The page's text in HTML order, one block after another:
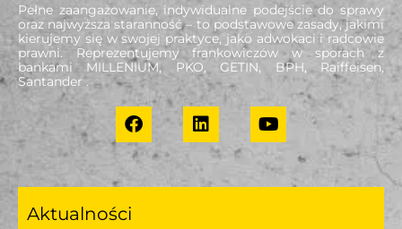
Pełne zaangażowanie, indywidualne podejście do sprawy
oraz najwyższa staranność – to podstawowe zasady, jakimi
kierujemy się w swojej praktyce, jako adwokaci i radcowie
prawni. Reprezentujemy frankowiczów w sporach z
bankami MILLENIUM, PKO, GETIN, BPH, Raiffeisen,
Santander .
Aktualności